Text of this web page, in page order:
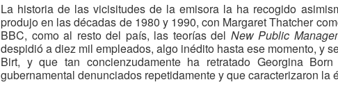
La historia de las vicisitudes de la emisora la ha recogido
produjo en las décadas de 1980 y 1990, con Margaret Thatcher
BBC, como al resto del país, las teorías del New Public
despidió a diez mil empleados, algo inédito hasta ese momento, y
Birt, y que tan concienzudamente ha retratado Georgina
gubernamental denunciados repetidamente y que caracterizaron